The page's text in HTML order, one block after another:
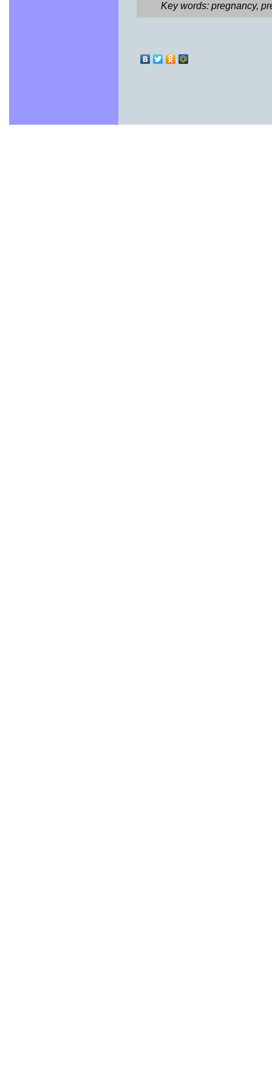
Key words: pregnancy,